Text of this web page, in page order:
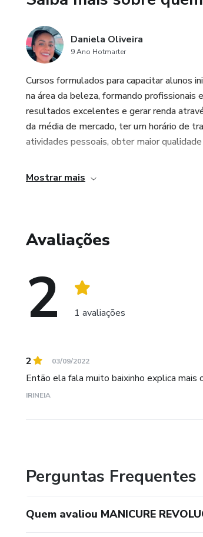
Daniela Oliveira
9 Ano Hotmarter
Cursos formulados para capacitar alunos
na área da beleza, formando
resultados excelentes e gerar renda
da média de mercado, ter um horário de
atividades pessoais, obter maior
Mostrar mais
Avaliações
2 1 avaliações
2 03/09/2022
Então ela fala muito baixinho explica mais
IRINEIA
Perguntas Frequentes
Quem avaliou MANICURE